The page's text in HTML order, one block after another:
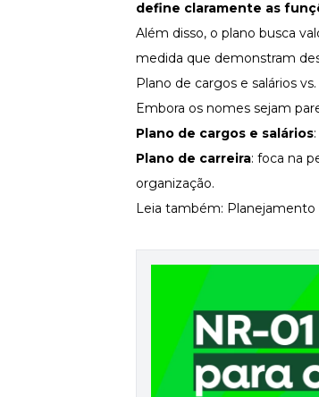
Ferramentas e Templates
Infográfico
Conteúdo prático e rápido
Materiais centralizados
Newsletters
define claramente as
Além disso, o plano busca
medida que demonstram
Plano de cargos e salários
Embora os nomes sejam
Plano de cargos e salários
Plano de carreira: foca na
organização.
Leia também: Planejamento